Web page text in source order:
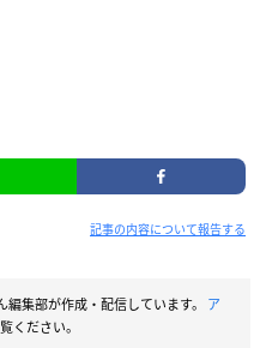
記事の内容について報告する
編集部が作成・配信しています。 ア
ください。